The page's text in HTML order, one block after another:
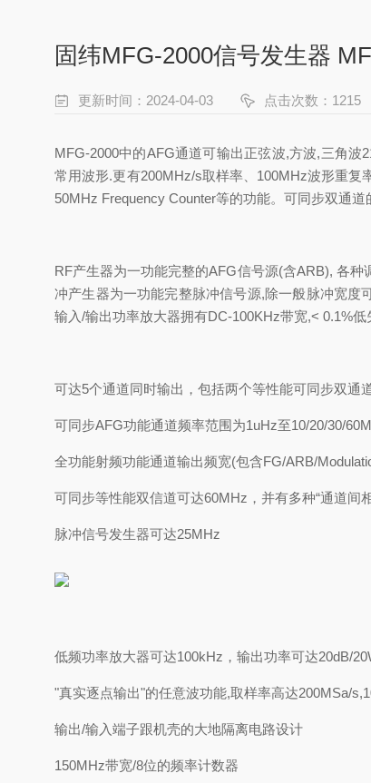
固纬MFG-2000信号发生器
更新时间：2024-04-03 点击次数：1215
MFG-2000中的AFG通道可输出正弦波,方波,三角波
常用波形.更有200MHz/s取样率、 100MHz波形重复
50MHz Frequency Counter等的功能。可同步双通道
RF产生器为一功能完整的AFG信号源(含ARB), 各种
冲产生器为一功能完整脉冲信号源,除一般脉冲宽度
输入/输出功率放大器拥有DC-100KHz带宽,< 0.1%低
可达5个通道同时输出，包括两个等性能可同步双通
可同步AFG功能通道频率范围为1uHz至10/20/30/
全功能射频功能通道输出频宽(包含FG/ARB/
可同步等性能双信道可达60MHz ，并有多种“通道
脉冲信号发生器可达25MHz
低频功率放大器可达100kHz ，输出功率可达20dB/
"真实逐点输出"的任意波功能,取样率高达200MSa/
输出/输入端子跟机壳的大地隔离电路设计
150MHz带宽/8位的频率计数器